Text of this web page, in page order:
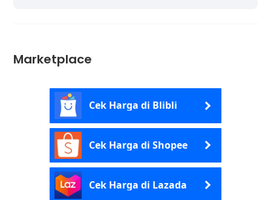
Marketplace
Cek Harga di Blibli
Cek Harga di Shopee
Cek Harga di Lazada